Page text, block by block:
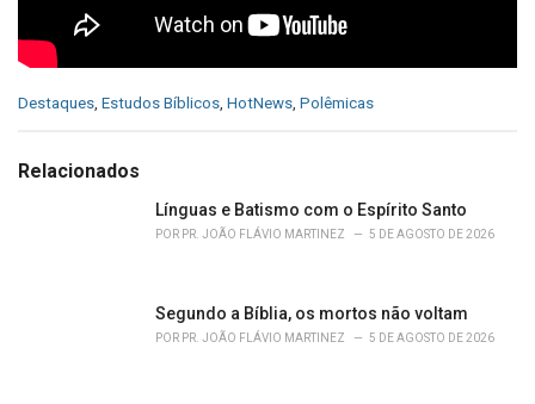
C
e
Destaques Estudos Bíblicos HotNews Polêmicas
Relacionados
Línguas e Batismo com o Espírito Santo
POR PR. JOÃO FLÁVIO MARTINEZ 5 DE AGOSTO DE 2026
Segundo a Bíblia, os mortos não voltam
POR PR. JOÃO FLÁVIO MARTINEZ 5 DE AGOSTO DE 2026